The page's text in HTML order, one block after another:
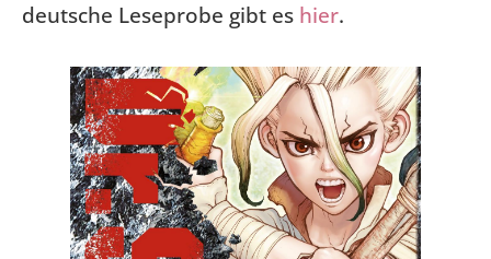
deutsche Leseprobe gibt es hier.